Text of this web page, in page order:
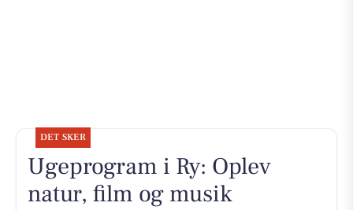
DET SKER
Ugeprogram i Ry: Oplev
natur, film og musik